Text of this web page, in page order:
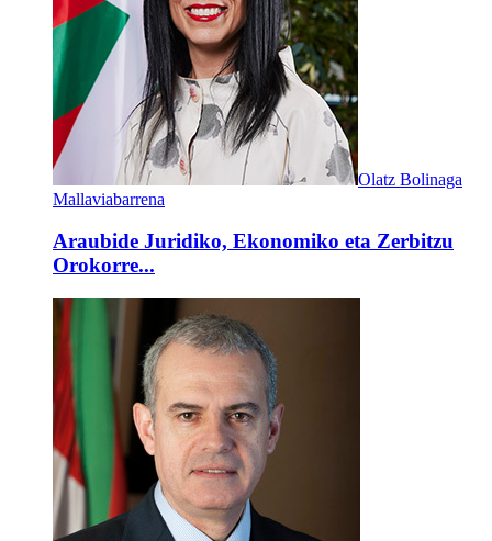
Olatz Bolinaga
Mallaviabarrena
Araubide Juridiko, Ekonomiko eta Zerbitzu
Orokorre...